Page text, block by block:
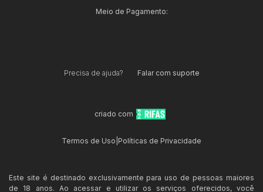
Meio de Pagamento:
Precisa de ajuda? Falar com suporte
criado com
Termos de Uso Políticas de Privacidade
Este site é destinado exclusivamente para uso de pessoas maiores
de 18 anos. Ao acessar e utilizar os serviços oferecidos, você